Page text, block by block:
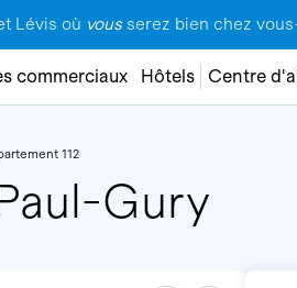
Lévis où vous serez bien chez
commerciaux Hôtels Centre
112
Gury